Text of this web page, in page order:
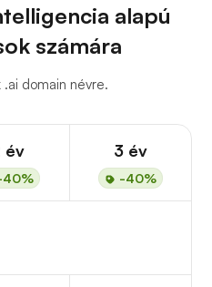
alapú
számára
.ai domain névre.
év
40%
3 év
-40%